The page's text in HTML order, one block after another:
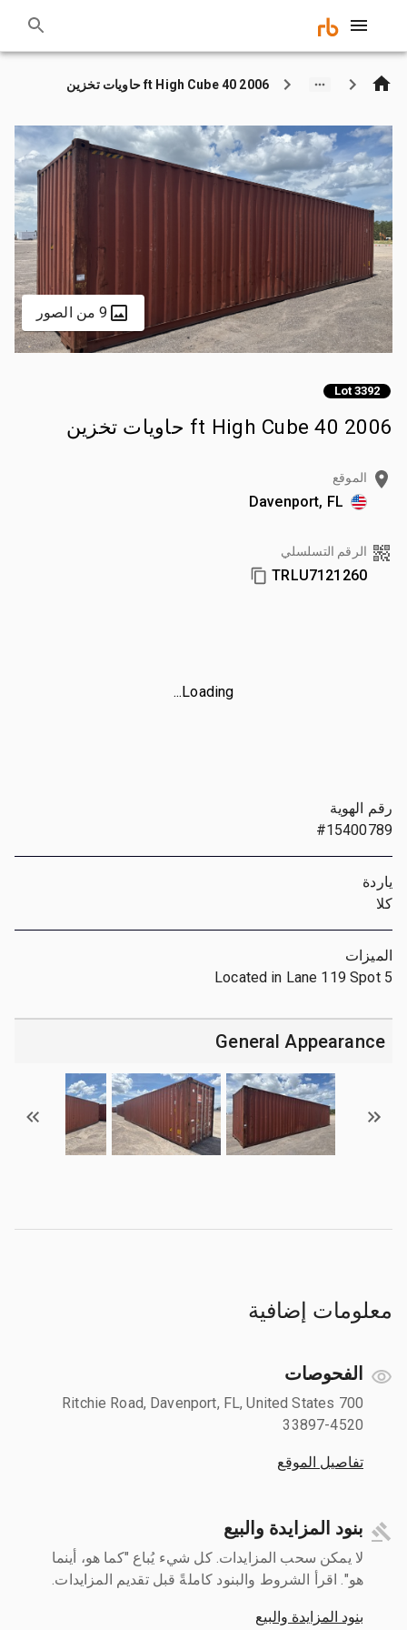
2006 40 ft High Cube حاويات تخزين
9 من الصور
Lot 3392
2006 40 ft High Cube حاويات تخزين
الموقع
Davenport, FL
الرقم التسلسلي
TRLU7121260
Loading...
رقم الهوية
#15400789
ياردة
كلا
الميزات
Located in Lane 119 Spot 5
General Appearance
معلومات إضافية
الفحوصات
700 Ritchie Road, Davenport, FL, United States
33897-4520
تفاصيل الموقع
بنود المزايدة والبيع
لا يمكن سحب المزايدات. كل شيء يُباع "كما هو، أينما
هو". اقرأ الشروط والبنود كاملةً قبل تقديم المزايدات.
بنود المزايدة والبيع